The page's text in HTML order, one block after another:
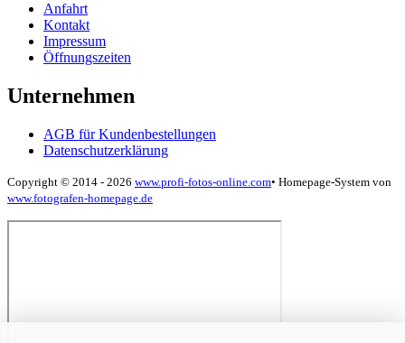
Anfahrt
Kontakt
Impressum
Öffnungszeiten
Unternehmen
AGB für Kundenbestellungen
Datenschutzerklärung
Copyright © 2014 - 2026 www.profi-fotos-online.com• Homepage-System von
www.fotografen-homepage.de